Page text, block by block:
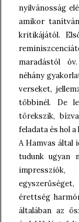
nyilvánosság
amikor
kritikájától.
maradástól
néhány
verseket,
többinél. De
törekszik,
feladata és hol
A Hamvas által
tudunk ugyan
érettség
általában az